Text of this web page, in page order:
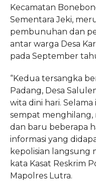
Kecamatan
Sementara Jeki,
pembunuhan dan
antar warga Desa
pada September
“Kedua tersangka
Padang, Desa
wita dini hari.
sempat menghilang,
dan baru beberapa
informasi yang
kepolisian langsung
kata Kasat Reskrim
Mapolres Lutra.